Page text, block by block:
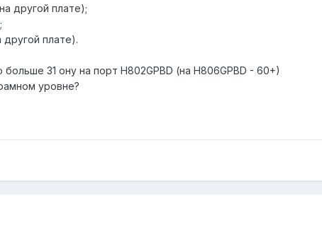
другой плате);
плате).
31 ону на порт H802GPBD (на H806GPBD - 60+)
уровне?